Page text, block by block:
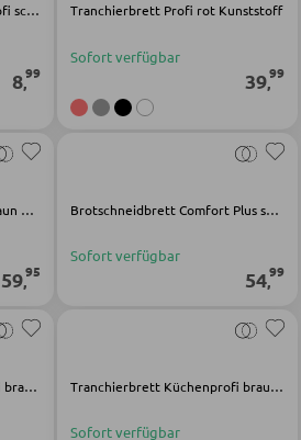
Schneidunterlage Küchenprofi schwarz Kunststoff
8,99
Tranchierbrett Profi rot Kunststoff
Sofort verfügbar
39,99
Schneidebrett Kenina hellbraun Bambus
59,95
Brotschneidbrett Comfort Plus schwarz Holz
Sofort verfügbar
54,99
Frühstücksbrett Küchenprofi braun Gummibaumholz
Tranchierbrett Küchenprofi braun Gummibaumholz
Sofort verfügbar